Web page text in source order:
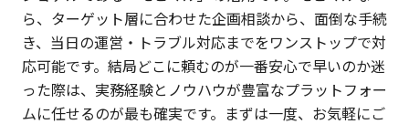
ら、ターゲット層に合わせた企画相談から、面倒な手続
き、当日の運営・トラブル対応までをワンストップで対
応可能です。結局どこに頼むのが一番安心で早いのか迷
った際は、実務経験とノウハウが豊富なプラットフォー
ムに任せるのが最も確実です。まずは一度、お気軽にご